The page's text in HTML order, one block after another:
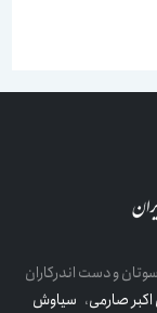
و دست اندرکاران
صارمی،سیاوش